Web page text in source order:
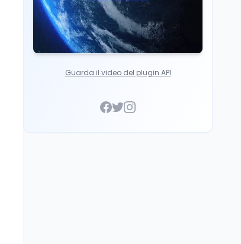
Guarda il video del plugin API